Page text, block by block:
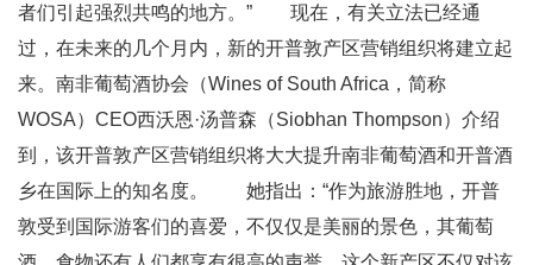
者们引起强烈共鸣的地方。” 现在，有关立法已经通
过，在未来的几个月内，新的开普敦产区营销组织将建立起
来。南非葡萄酒协会（Wines of South Africa，简称
WOSA）CEO西沃恩·汤普森（Siobhan Thompson）介绍
到，该开普敦产区营销组织将大大提升南非葡萄酒和开普酒
乡在国际上的知名度。 她指出：“作为旅游胜地，开普
敦受到国际游客们的喜爱，不仅仅是美丽的景色，其葡萄